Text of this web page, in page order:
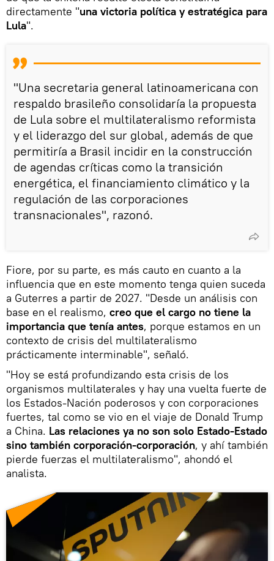
directamente "una victoria política y estratégica para
Lula".
"Una secretaria general latinoamericana con
respaldo brasileño consolidaría la propuesta
de Lula sobre el multilateralismo reformista
y el liderazgo del sur global, además de que
permitiría a Brasil incidir en la construcción
de agendas críticas como la transición
energética, el financiamiento climático y la
regulación de las corporaciones
transnacionales", razonó.
Fiore, por su parte, es más cauto en cuanto a la
influencia que en este momento tenga quien suceda
a Guterres a partir de 2027. "Desde un análisis con
base en el realismo, creo que el cargo no tiene la
importancia que tenía antes, porque estamos en un
contexto de crisis del multilateralismo
prácticamente interminable", señaló.
"Hoy se está profundizando esta crisis de los
organismos multilaterales y hay una vuelta fuerte de
los Estados-Nación poderosos y con corporaciones
fuertes, tal como se vio en el viaje de Donald Trump
a China. Las relaciones ya no son solo Estado-Estado
sino también corporación-corporación, y ahí también
pierde fuerzas el multilateralismo", ahondó el
analista.